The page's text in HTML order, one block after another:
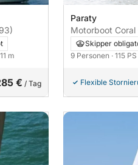
m
€ / Tag
Paraty
Skipper
9 Personen · 115 PS
Flexible